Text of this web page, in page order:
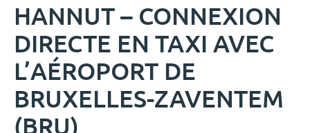
HANNUT – CONNEXION
DIRECTE EN TAXI AVEC
L’AÉROPORT DE
BRUXELLES-ZAVENTEM
(BRU)